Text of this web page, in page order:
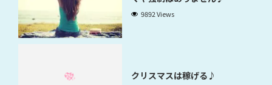
9892 Views
クリスマスは稼げる♪